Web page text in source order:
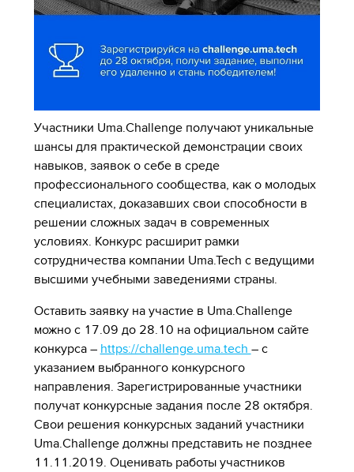
Участники Uma.Challenge получают уникальные
шансы для практической демонстрации своих
навыков, заявок о себе в среде
профессионального сообщества, как о молодых
специалистах, доказавших свои способности в
решении сложных задач в современных
условиях. Конкурс расширит рамки
сотрудничества компании Uma.Tech с ведущими
высшими учебными заведениями страны.
Оставить заявку на участие в Uma.Сhallenge
можно с 17.09 до 28.10 на официальном сайте
конкурса – https://challenge.uma.tech – с
указанием выбранного конкурсного
направления. Зарегистрированные участники
получат конкурсные задания после 28 октября.
Свои решения конкурсных заданий участники
Uma.Challenge должны представить не позднее
11.11.2019. Оценивать работы участников